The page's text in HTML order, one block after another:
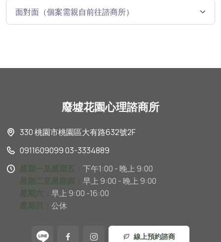
廢墟花園心理諮商所
330 桃園市桃園區大有路632號2F
0911609099 03-3334889
下午1:00 - 晚上 9:00
早上 9:00 - 晚上 9:00
早上 9:00 -16:00
公休
線上預約諮商